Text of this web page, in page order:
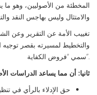
المخطئة من الأصوليين، وهو ما
والامتثال وليس بهاجس النقد
‪تغييب الأمة عن التقرير وعن
والتخطيط لمسيرته بقصر
سمي “فروض الكفاية”.
ثانيا: أن مما يساعد الدراسات
حق الإدلاء بالرأي في